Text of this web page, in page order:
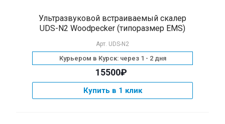
Ультразвуковой встраиваемый скалер
UDS-N2 Woodpecker (типоразмер EMS)
Арт. UDS-N2
Курьером в Курск: через 1 - 2 дня
15500₽
Купить в 1 клик